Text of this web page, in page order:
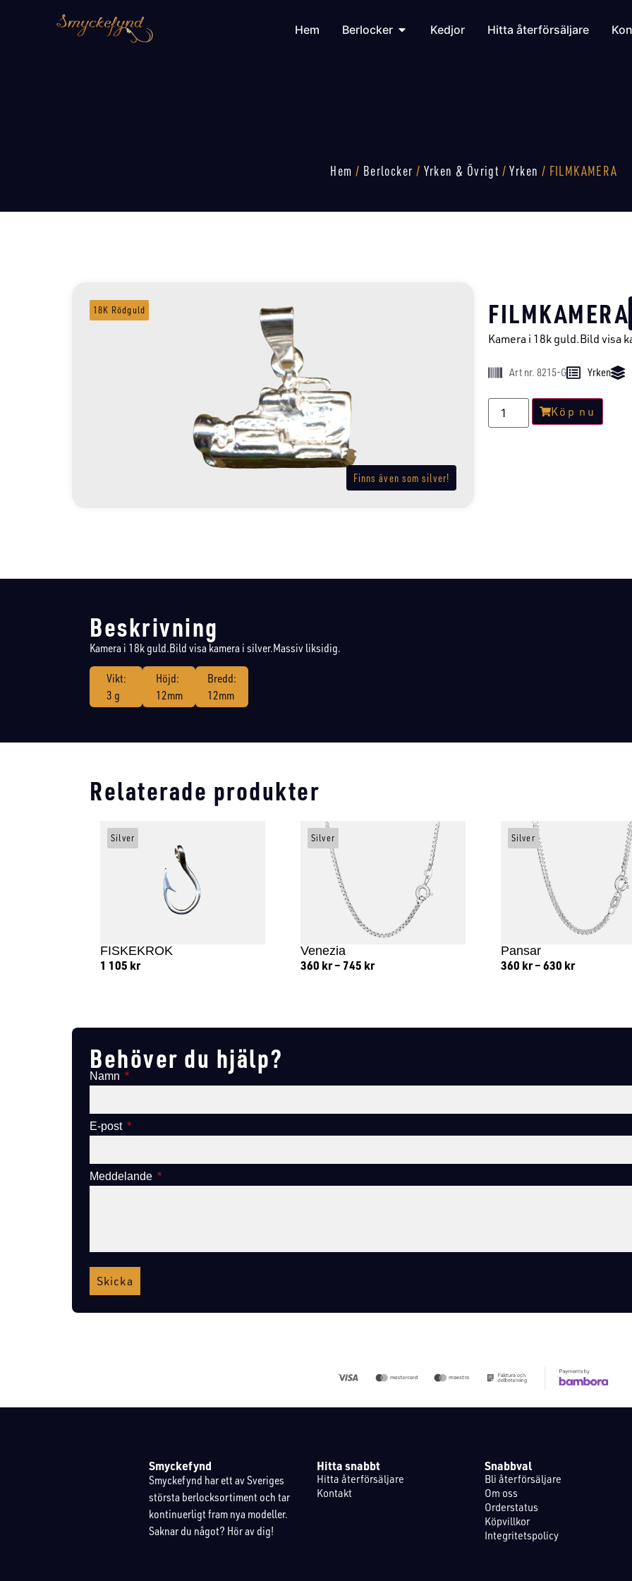
Hem Berlocker Kedjor Hitta återförsäljare
Hem / Berlocker / Yrken & Övrigt /Yrken / FILMKAMERA
Finns även som silver!
18K Rödguld FILMKAMERA
Kamera i 18k guld.Bild visa
Art nr. 8215-G Yrken
Köp nu
Beskrivning
Kamera i 18k guld.Bild visa kamera i silver.Massiv liksidig.
Vikt:
3 g
Höjd:
12mm
Bredd:
12mm
Relaterade produkter
FISKEKROK
1 105 kr
Silver
Venezia
360 kr –745 kr
Silver
Pansar
360 kr –630 kr
Silver
Behöver du hjälp?
Namn
E-post
Meddelande
Skicka
Smyckefynd
Smyckefynd har ett av Sveriges
största berlocksortiment och tar
kontinuerligt fram nya modeller.
Saknar du något? Hör av dig!
Hitta snabbt
Hitta återförsäljare
Kontakt
Snabbval
Bli återförsäljare
Om oss
Orderstatus
Köpvillkor
Integritetspolicy